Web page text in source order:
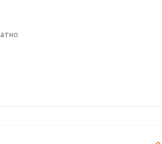
входит основное устройство.